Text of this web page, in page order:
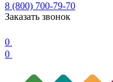
8 (800) 700-79-70
Заказать звонок
0
0